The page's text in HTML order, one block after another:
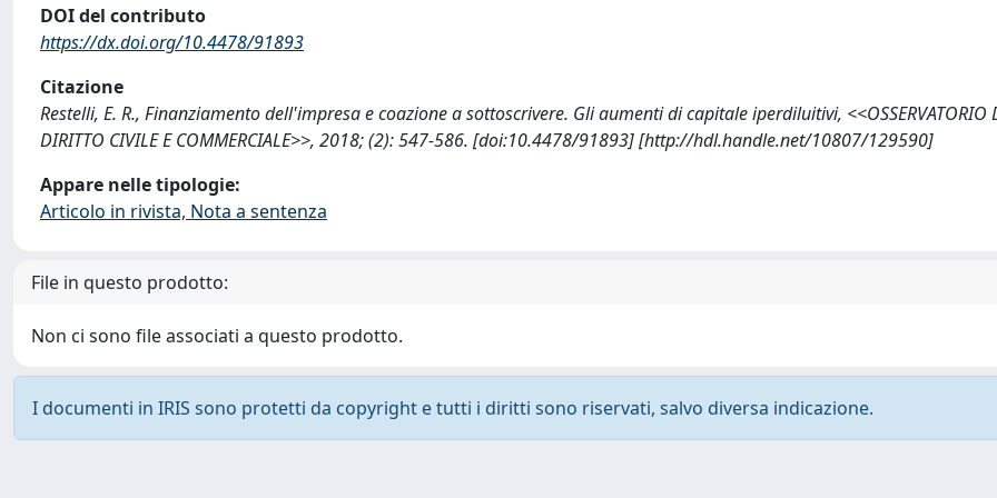
DOI del contributo
https://dx.doi.org/10.4478/91893
Citazione
Restelli, E. R., Finanziamento dell'impresa e coazione a sottoscrivere. Gli aumenti di capitale iperdiluitivi, <<OSSERVATORIO
DIRITTO CIVILE E COMMERCIALE>>, 2018; (2): 547-586. [doi:10.4478/91893] [http://hdl.handle.net/10807/129590]
Appare nelle tipologie:
Articolo in rivista, Nota a sentenza
File in questo prodotto:
Non ci sono file associati a questo prodotto.
I documenti in IRIS sono protetti da copyright e tutti i diritti sono riservati, salvo diversa indicazione.